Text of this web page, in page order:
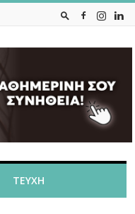
ΤΕΥΧΗ